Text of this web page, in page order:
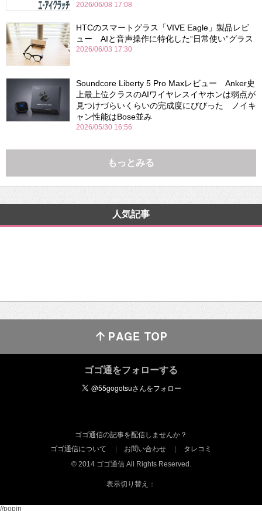
2026/06/08 17:08
HTCのスマートグラス「VIVE Eagle」製品レビ
ュー AIと音声操作に特化した“日常使い”グラス
2026/06/03 17:30
Soundcore Liberty 5 Pro Maxレビュー Anker史
上最上位クラスのAIワイヤレスイヤホンは弱点が
見つけづらいくらいの完成度にびびった ノイキ
ャン性能はBose並み
2026/05/30 16:56
もっとみる
人気記事
ゴゴ通をフォローする
ゴゴ通信の記事を配信しませんか？
ゴゴ通信について
お問い合わせ
タレコミ
© 2014 ゴゴ通信 All Rights Reserved.
表示切り替え：
//popin